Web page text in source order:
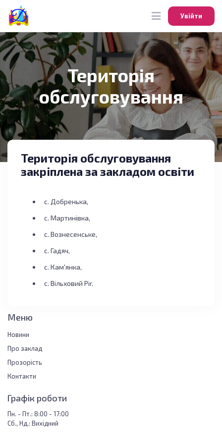
Увійти
Увійти
Територія
обслуговування
Територія обслуговування
закріплена за закладом освіти
с. Добренька,
с. Мартинівка,
с. Вознесенське,
с. Гадяч,
с. Кам'янка,
с. Вільховий Pir.
Меню
Новини
Про заклад
Прозорість
Контакти
Графік роботи
Пн. - Пт.: 8:00 - 17:00
Сб., Нд.: Вихідний